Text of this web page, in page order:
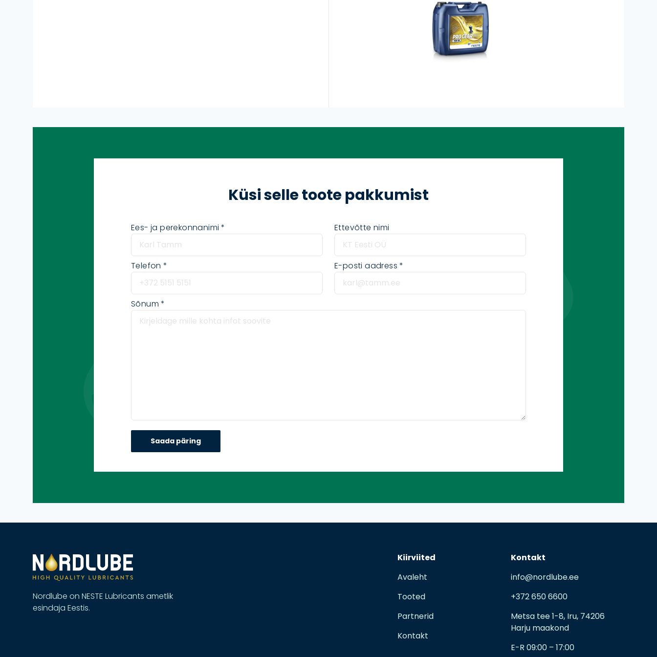
Küsi selle toote pakkumist
Ees- ja perekonnanimi Ettevõtte nimi
Telefon E-posti aadress
Sõnum
Nordlube on NESTE Lubricants ametlik
esindaja Eestis.
Kiirviited
Avaleht
Tooted
Partnerid
Kontakt
Kontakt
info@nordlube.ee
+372 650 6600
Metsa tee 1-8, Iru, 74206
Harju maakond
E-R 09:00 – 17:00